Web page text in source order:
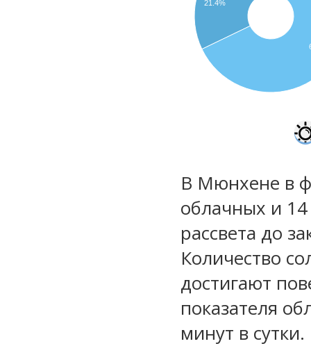
21.4%
В Мюнхене в
облачных и
рассвета до
Количество
достигают
показателя
минут в сутки.